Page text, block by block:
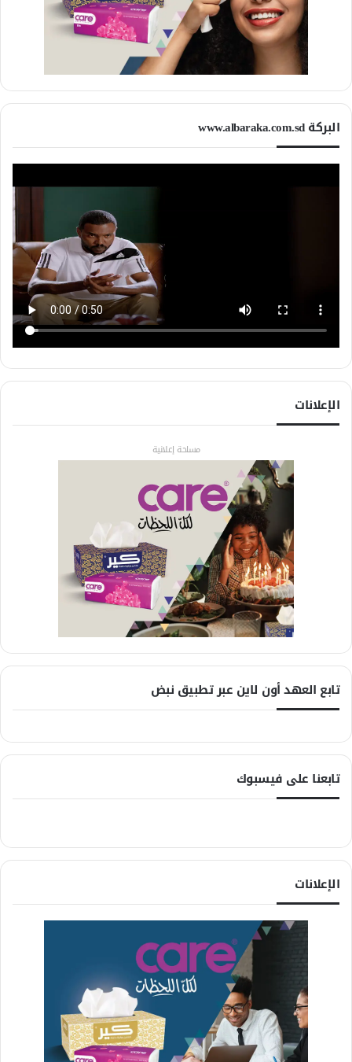
البركة www.albaraka.com.sd
الإعلانات
مساحة إعلانية
تابع العهد أون لاين عبر تطبيق نبض
تابعنا على فيسبوك
الإعلانات